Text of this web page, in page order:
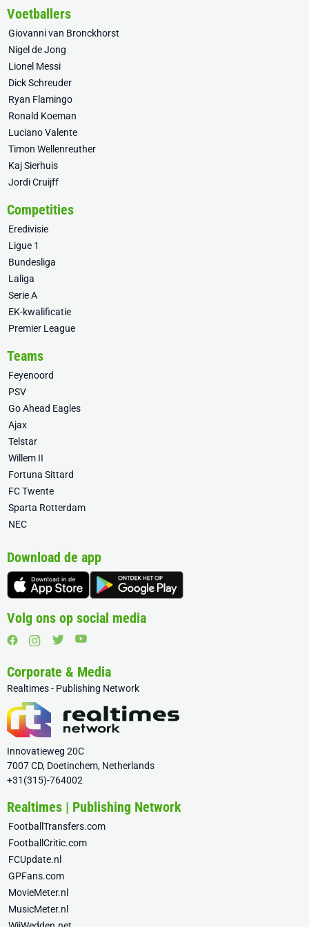
Voetballers
Giovanni van Bronckhorst
Nigel de Jong
Lionel Messi
Dick Schreuder
Ryan Flamingo
Ronald Koeman
Luciano Valente
Timon Wellenreuther
Kaj Sierhuis
Jordi Cruijff
Competities
Eredivisie
Ligue 1
Bundesliga
Laliga
Serie A
EK-kwalificatie
Premier League
Teams
Feyenoord
PSV
Go Ahead Eagles
Ajax
Telstar
Willem II
Fortuna Sittard
FC Twente
Sparta Rotterdam
NEC
Download de app
Volg ons op social media
Corporate & Media
Realtimes - Publishing Network
Innovatieweg 20C
7007 CD, Doetinchem, Netherlands
+31(315)-764002
Realtimes | Publishing Network
FootballTransfers.com
FootballCritic.com
FCUpdate.nl
GPFans.com
MovieMeter.nl
MusicMeter.nl